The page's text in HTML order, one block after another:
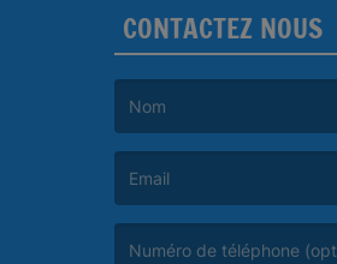
CONTACTEZ NOUS